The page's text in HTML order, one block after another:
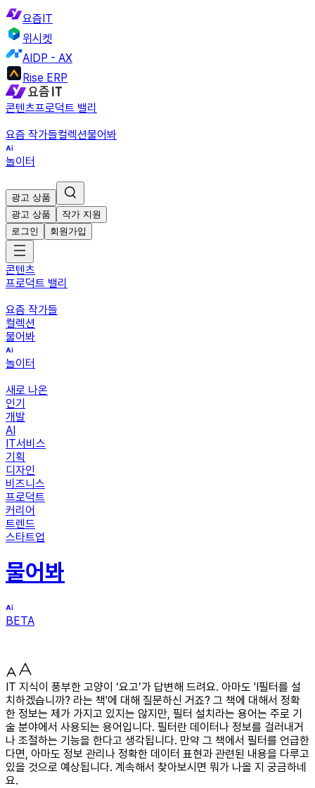
요즘IT
위시켓
AIDP - AX
Rise ERP
콘텐츠프로덕트 밸리
요즘 작가들컬렉션물어봐
놀이터
광고 상품
광고 상품
작가 지원
로그인
회원가입
콘텐츠
프로덕트 밸리
요즘 작가들
컬렉션
물어봐
놀이터
새로 나온
인기
개발
AI
IT서비스
기획
디자인
비즈니스
프로덕트
커리어
트렌드
스타트업
물어봐
BETA
IT 지식이 풍부한 고양이 ‘요고’가 답변해 드려요. 아마도 'I필터를 설
치하겠습니까? 라는 책'에 대해 질문하신 거죠? 그 책에 대해서 정확
한 정보는 제가 가지고 있지는 않지만, 필터 설치라는 용어는 주로 기
술 분야에서 사용되는 용어입니다. 필터란 데이터나 정보를 걸러내거
나 조절하는 기능을 한다고 생각됩니다. 만약 그 책에서 필터를 언급한
다면, 아마도 정보 관리나 정확한 데이터 표현과 관련된 내용을 다루고
있을 것으로 예상됩니다. 계속해서 찾아보시면 뭐가 나올 지 궁금하네
요.